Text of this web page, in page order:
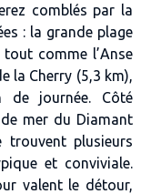
comblés par la
: la grande plage
comme l’Anse
la Cherry (5,3 km),
de journée. Côté
mer du Diamant
plusieurs
et conviviale.
valent le détour,